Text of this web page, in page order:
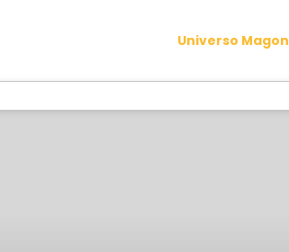
Universo Magon